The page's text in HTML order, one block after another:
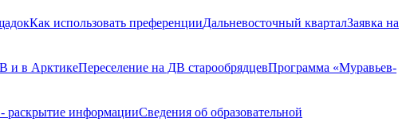
Как использовать преференцииДальневосточный кварталЗаявка на
и в АрктикеПереселение на ДВ старообрядцевПрограмма «Муравьев-
раскрытие информацииСведения об образовательной